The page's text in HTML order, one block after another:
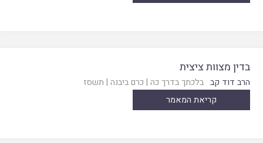
בדין מצוות ציצית
הרב דוד קב בלכתך בדרך כה | כרם ביבנה | תשסז
קריאת המאמר